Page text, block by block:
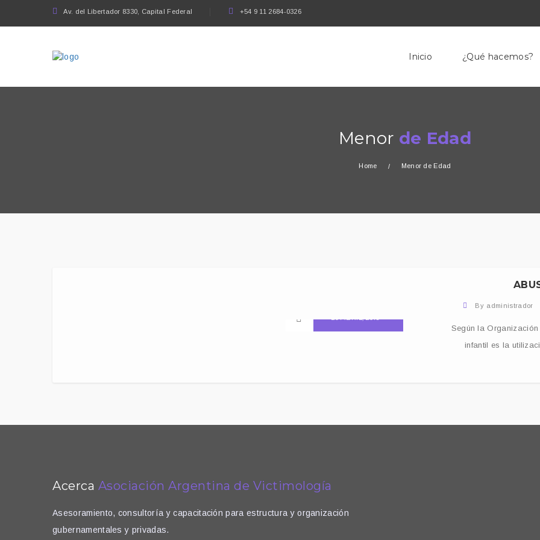
Av. del Libertador 8330, Capital Federal +54 9 11 2684-0326
Inicio ¿Qué hacemos?
Menor de Edad
Home Menor de Edad
By administrador
Según la
infantil es la
Acerca Asociación Argentina de Victimología
Asesoramiento, consultoría y capacitación para estructura y organización
gubernamentales y privadas.